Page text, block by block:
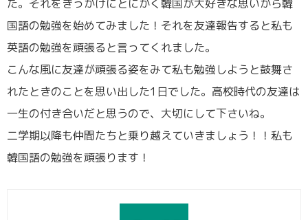
た。それをきっかけにとにかく韓国が大好きな思いから韓
国語の勉強を始めてみました！それを友達報告すると私も
英語の勉強を頑張ると言ってくれました。
こんな風に友達が頑張る姿をみて私も勉強しようと鼓舞さ
れたときのことを思い出した1日でした。高校時代の友達は
一生の付き合いだと思うので、大切にして下さいね。
二学期以降も仲間たちと乗り越えていきましょう！！私も
韓国語の勉強を頑張ります！